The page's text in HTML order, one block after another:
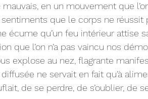
en un mouvement que
que le corps ne réussit
écume qu’un feu intérieur attise
que l’on n’a pas vaincu nos
explose au nez, flagrante
ne servait en fait qu’à
de se perdre, de s’oublier, de